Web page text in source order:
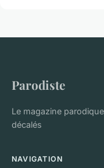
Parodiste
Le magazine
décalés
NAVIGATION